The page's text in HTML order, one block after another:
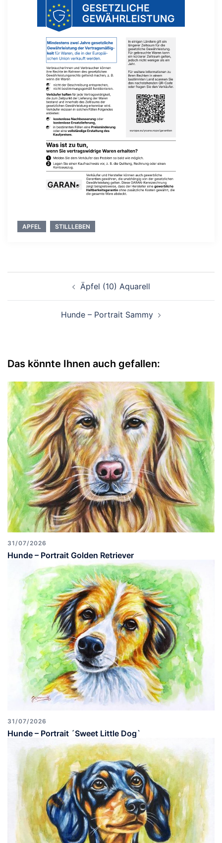
APFEL STILLLEBEN
Äpfel (10) Aquarell
Hunde – Portrait Sammy
Das könnte Ihnen auch gefallen:
31/07/2026
Hunde – Portrait Golden Retriever
31/07/2026
Hunde – Portrait ´Sweet Little Dog`